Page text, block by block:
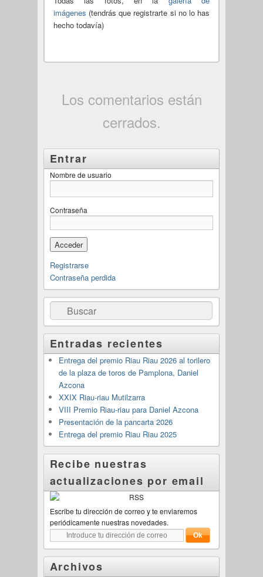
imágenes (tendrás que registrarte si no lo has
hecho todavía)
Los comentarios están
cerrados.
Entrar
Nombre de usuario
Contraseña
Registrarse
Contraseña perdida
Buscar
Entradas recientes
Entrega del premio Riau Riau 2026 al torilero
de la plaza de toros de Pamplona, Daniel
Azcona
XXIX Riau-riau Mutilzarra
VIII Premio Riau-riau para Daniel Azcona
Presentación de la pancarta 2026
Entrega del premio Riau Riau 2025
Recibe nuestras
actualizaciones por email
Escribe tu dirección de correo y te enviaremos
periódicamente nuestras novedades.
Archivos